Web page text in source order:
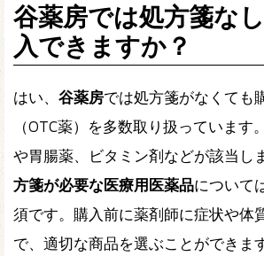
谷薬房では処方箋な
入できますか？
はい、 谷薬房では処方箋がなくても
（OTC薬）を多数取り扱っています
や胃腸薬、ビタミン剤などが該当し
方箋が必要な医療用医薬品について
須です。購入前に薬剤師に症状や体
で、適切な商品を選ぶことができま